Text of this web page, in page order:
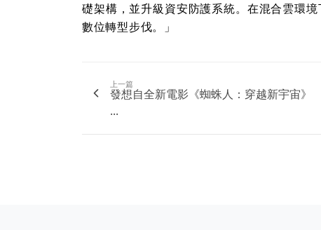
礎架構，並升級資安防護系統。在混合雲環
數位轉型步伐。」
上一篇
發想自全新電影《蜘蛛人：穿越新宇宙》
...